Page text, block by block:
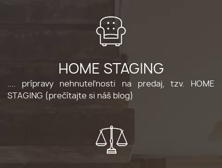
HOME STAGING
.... prípravy nehnuteľnosti na predaj, tzv.
HOME
STAGING (prečítajte si náš blog)